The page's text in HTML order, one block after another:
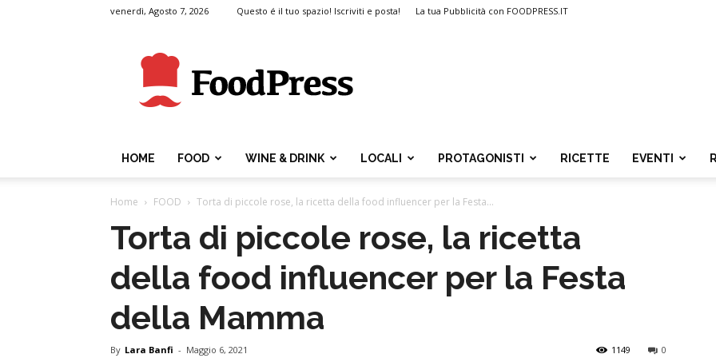
venerdì, Agosto 7, 2026 Questo é il tuo spazio! Iscriviti e posta! La tua Pubblicità con FOODPRESS.IT
FoodPress
HOME FOOD WINE & DRINK LOCALI PROTAGONISTI RICETTE EVENTI
Home FOOD Torta di piccole rose, la ricetta della food influencer per la Festa...
Torta di piccole rose, la ricetta
della food influencer per la Festa
della Mamma
By Lara Banfi - Maggio 6, 2021 0
1149